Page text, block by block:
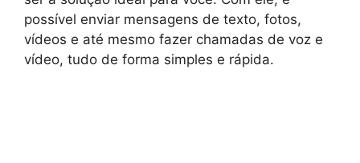
possível enviar mensagens de texto, fotos,
vídeos e até mesmo fazer chamadas de voz e
vídeo, tudo de forma simples e rápida.